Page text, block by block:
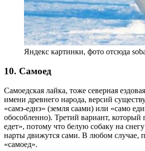
Яндекс картинки, фото отсюда
10. Самоед
Самоедская лайка, тоже северная
имени древнего народа, версий
«самэ-еднэ» (земля саами) или «само
обособленно). Третий вариант,
едет», потому что белую собаку на
нарты движутся сами. В любом случае,
«самоед».